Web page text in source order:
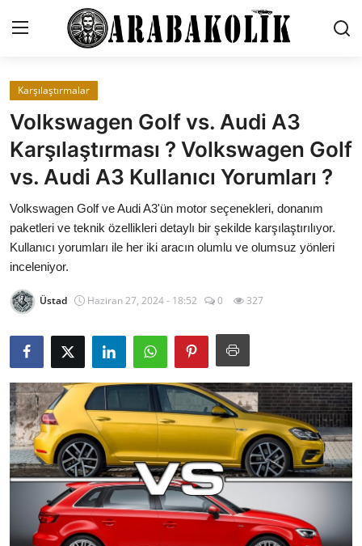
İletişim
Genel
Karşılaştırmalar
Testler
Markalar
Öneriler
Paketler
Yağlar
Oto Bilgi
Karşılaştırmalar
Volkswagen Golf vs. Audi A3
Karşılaştırması ? Volkswagen Golf
vs. Audi A3 Kullanıcı Yorumları ?
Volkswagen Golf ve Audi A3'ün motor seçenekleri, donanım
paketleri ve teknik özellikleri detaylı bir şekilde karşılaştırılıyor.
Kullanıcı yorumları ile her iki aracın olumlu ve olumsuz yönleri
inceleniyor.
Üstad Haziran 27, 2024 - 18:52 0 327